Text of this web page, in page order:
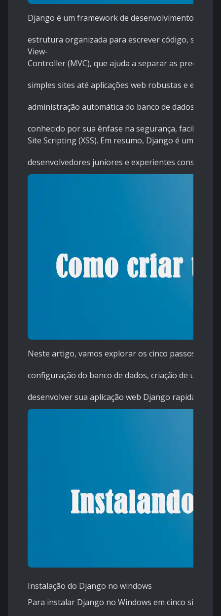
Django é um framework de desenvolvimento web
estrutura organizada para escrever código,
View-
Controller (MVC), que ajuda a separar as
simples sites até aplicações web robustas e
administração automática do banco de dados,
conhecido por sua ênfase na segurança,
Site Scripting (XSS). Em resumo, Django é uma
desenvolvedores juniores e experientes construam
Neste artigo, vamos explorar os cinco passos
configuração do banco de dados, criação de um
desenvolver sua aplicação web Django rapidamente.
Instalação do Django no windows
Para instalar Django no Windows em cinco